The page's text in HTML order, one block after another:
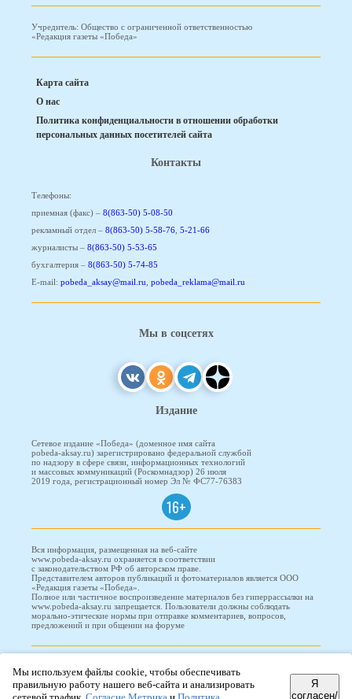
Учредитель: Общество с ограниченной ответственностью
«Редакция газеты «Победа»
Карта сайта
О нас
Политика конфиденциальности в отношении обработки
персональных данных посетителей сайта
Контакты
Телефоны:
приемная (факс) – 8(863-50) 5-08-50
рекламный отдел – 8(863-50) 5-58-76, 5-21-66
журналисты – 8(863-50) 5-53-65
бухгалтерия – 8(863-50) 5-74-85
E-mail: pobeda_aksay@mail.ru, pobeda_reklama@mail.ru
Мы в соцсетях
Издание
Сетевое издание «Победа» (доменное имя сайта
pobeda-aksay.ru) зарегистрировано федеральной службой
по надзору в сфере связи, информационных технологий
и массовых коммуникаций (Роскомнадзор) 26 июля
2019 года, регистрационный номер Эл № ФС77-76383
16+
Вся информация, размещенная на веб-сайте
www.pobeda-aksay.ru охраняется в соответствии
с законодательством РФ об авторском праве.
Представителем авторов публикаций и фотоматериалов является ООО
«Редакция газеты «Победа».
Полное или частичное воспроизведение материалов без гиперрассылки на
www.pobeda-aksay.ru запрещается. Пользователи должны соблюдать
морально-этические нормы при отправке комментариев, вопросов,
предложений и при общении на форуме
Мы используем файлы cookie, чтобы обеспечивать
правильную работу нашего веб-сайта и анализировать
Я
согласен/